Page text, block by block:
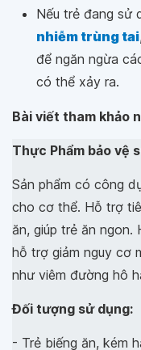
Nếu trẻ đang sử
nhiễm trùng tai
để ngăn ngừa
có thể xảy ra.
Bài viết tham khảo
Thực Phẩm bảo vệ
Sản phẩm có công
cho cơ thể. Hỗ trợ
ăn, giúp trẻ ăn
hỗ trợ giảm nguy cơ
như viêm đường hô
Đối tượng sử dụng:
- Trẻ biếng ăn, kém